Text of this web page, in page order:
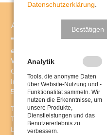
Anschrift
eightseats - one expert
Workshops & Schulungen
Christian Bargon
In den Hecken 5
53721 Siegburg
Telefon: +49 (0) 2241 899
Telefax: +49 (0) 2241 90 50
E-Mail:info@8seats.de
Datenschutzerklärung
Bestätigen
Analytik
Tools, die anonyme Daten
über Website-Nutzung und -
Funktionalität sammeln. Wir
nutzen die Erkenntnisse, um
unsere Produkte,
Dienstleistungen und das
Benutzererlebnis zu
verbessern.